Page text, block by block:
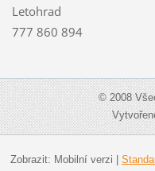
Letohrad
777 860 894
© 2008
Zobrazit: Mobilní verzi